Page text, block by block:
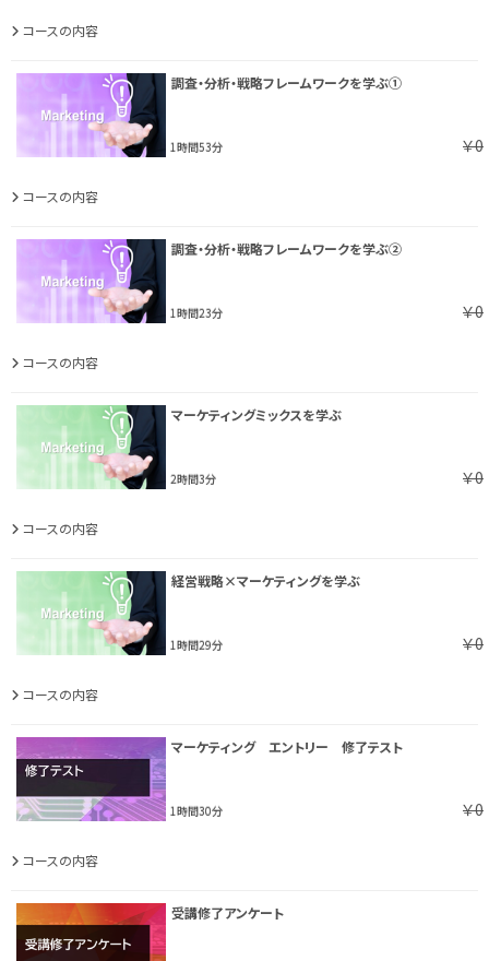
コースの内容
調査・分析・戦略フレームワークを学ぶ①
1時間53分 ￥0
コースの内容
調査・分析・戦略フレームワークを学ぶ②
1時間23分 ￥0
コースの内容
マーケティングミックスを学ぶ
2時間3分 ￥0
コースの内容
経営戦略×マーケティングを学ぶ
1時間29分 ￥0
コースの内容
マーケティング エントリー 修了テスト
1時間30分 ￥0
コースの内容
受講修了アンケート